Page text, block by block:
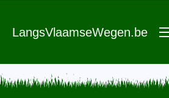
LangsVlaamseWegen.be